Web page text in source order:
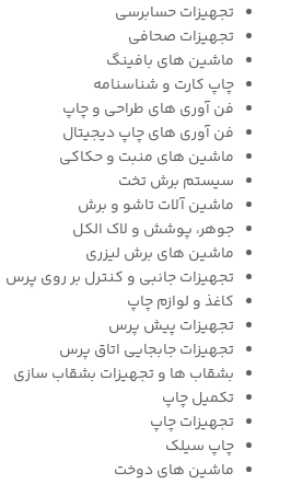
تجهیزات حسابرسی
تجهیزات صحافی
ماشین های بافینگ
چاپ کارت و شناسنامه
فن آوری های طراحی و چاپ
فن آوری های چاپ دیجیتال
ماشین های منبت و حکاکی
سیستم برش تخت
ماشین آلات تاشو و برش
جوهر، پوشش و لاک الکل
ماشین های برش لیزری
تجهیزات جانبی و کنترل بر روی پرس
کاغذ و لوازم چاپ
تجهیزات پیش پرس
تجهیزات جابجایی اتاق پرس
بشقاب ها و تجهیزات بشقاب سازی
تکمیل چاپ
تجهیزات چاپ
چاپ سیلک
ماشین های دوخت